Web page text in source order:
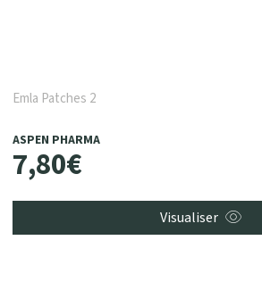
Emla Patches 2
ASPEN PHARMA
7,80€
Visualiser